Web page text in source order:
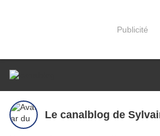
Publicité
Le canalblog de